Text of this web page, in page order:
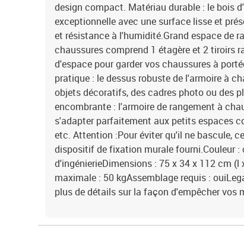
design compact. Matériau durable : le bois
exceptionnelle avec une surface lisse et
et résistance à l'humidité.Grand espace de
chaussures comprend 1 étagère et 2 tiroirs
d'espace pour garder vos chaussures à
pratique : le dessus robuste de l'armoire à
objets décoratifs, des cadres photo ou des
encombrante : l'armoire de rangement à
s'adapter parfaitement aux petits espaces
etc. Attention :Pour éviter qu'il ne bascule,
dispositif de fixation murale fourni.Couleur :
d'ingénierieDimensions : 75 x 34 x 112 cm (l
maximale : 50 kgAssemblage requis :
plus de détails sur la façon d'empêcher vos